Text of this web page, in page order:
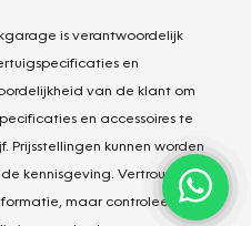
is verantwoordelijk
en
van de klant om
en accessoires te
kunnen worden
kennisgeving. Vertrouw
maar controleer bij